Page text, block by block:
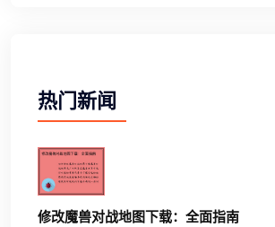
热门新闻
修改魔兽对战地图下载：全面指南